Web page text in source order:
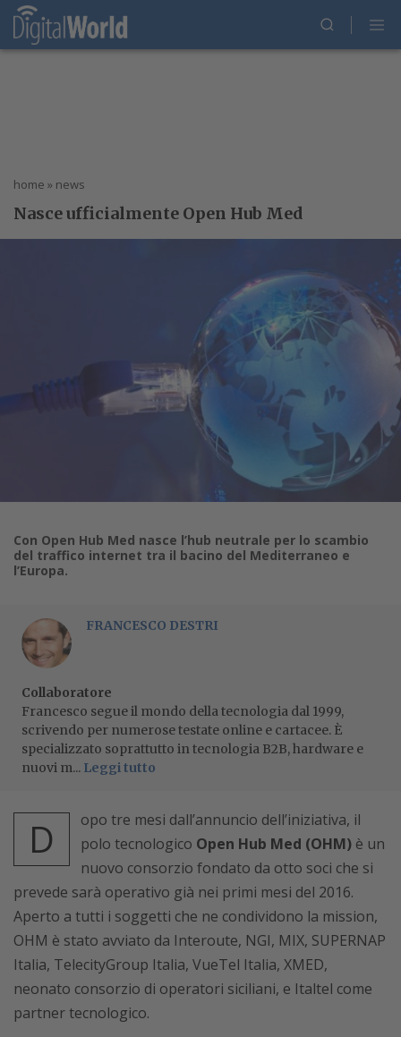
home » news
Nasce ufficialmente Open Hub Med
Con Open Hub Med nasce l’hub neutrale per lo scambio
del traffico internet tra il bacino del Mediterraneo e
l’Europa.
FRANCESCO DESTRI
Collaboratore
Francesco segue il mondo della tecnologia dal 1999,
scrivendo per numerose testate online e cartacee. È
specializzato soprattutto in tecnologia B2B, hardware e
nuovi m... Leggi tutto
D
opo tre mesi dall’annuncio dell’iniziativa, il
polo tecnologico Open Hub Med (OHM) è un
nuovo consorzio fondato da otto soci che si
prevede sarà operativo già nei primi mesi del 2016.
Aperto a tutti i soggetti che ne condividono la mission,
OHM è stato avviato da Interoute, NGI, MIX, SUPERNAP
Italia, TelecityGroup Italia, VueTel Italia, XMED,
neonato consorzio di operatori siciliani, e Italtel come
partner tecnologico.